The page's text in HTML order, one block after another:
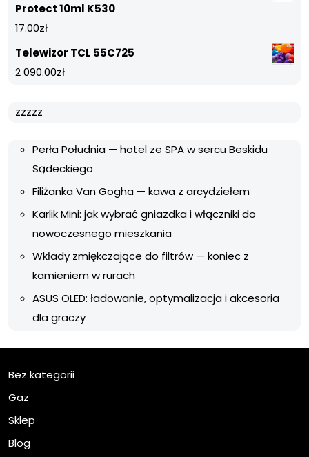
Protect 10ml K530
17.00zł
Telewizor TCL 55C725
2 090.00zł
zzzzz
Perła Południa — hotel ze SPA w sercu Beskidu
Sądeckiego
Filiżanka Van Gogha — kawa z arcydziełem
Karlik Mini: jak wybrać gniazdka i włączniki do
nowoczesnego mieszkania
Wkłady zmiękczające do filtrów — koniec z
kamieniem w rurach
ASUS OLED: ładowanie, optymalizacja i akcesoria
dla graczy
Bez kategorii
Gaz
Sklep
Blog